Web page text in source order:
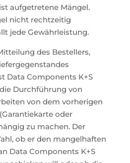
aufgetretene Mängel.
nicht rechtzeitig
jede Gewährleistung.
des Bestellers,
Data Components K+S
Durchführung von
von dem vorherigen
oder
zu machen. Der
ob er den mangelhaften
Data Components K+S